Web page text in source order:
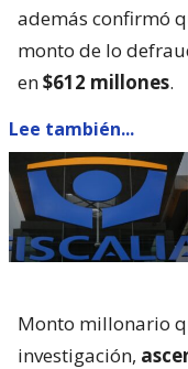
además confirmó
monto de lo
en$612 millones.
Lee también...
Monto millonario
investigación,